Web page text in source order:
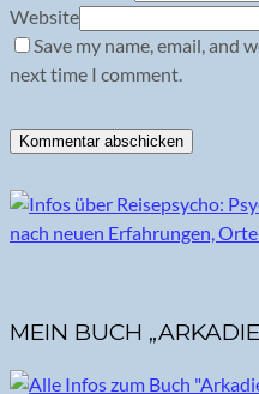
Website
Save my name, email, and
next time I comment.
MEIN BUCH